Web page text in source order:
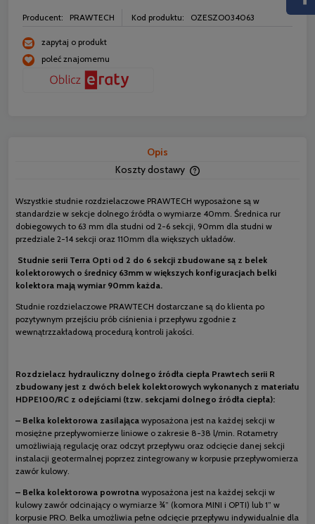
Producent: PRAWTECH Kod produktu: OZESZO034063
zapytaj o produkt
poleć znajomemu
Opis
Koszty dostawy
płatności
Wszystkie studnie rozdzielaczowe PRAWTECH wyposażone są w
standardzie w sekcje dolnego źródła o wymiarze 40mm. Średnica rur
dobiegowych to 63 mm dla studni od 2-6 sekcji, 90mm dla studni w
przedziale 2-14 sekcji oraz 110mm dla większych układów.
Studnie serii Terra Opti od 2 do 6 sekcji zbudowane są z belek
kolektorowych o średnicy 63mm w większych konfiguracjach belki
kolektora mają wymiar 90mm każda.
Studnie rozdzielaczowe PRAWTECH dostarczane są do klienta po
pozytywnym przejściu prób ciśnienia i przepływu zgodnie z
wewnątrzzakładową procedurą kontroli jakości.
Rozdzielacz hydrauliczny dolnego źródła ciepła Prawtech serii R
zbudowany jest z dwóch belek kolektorowych wykonanych z materiału
HDPE100/RC z odejściami (tzw. sekcjami dolnego źródła ciepła):
– Belka kolektorowa zasilająca wyposażona jest na każdej sekcji w
mosiężne przepływomierze liniowe o zakresie 8-38 l/min. Rotametry
umożliwiają regulację oraz odczyt przepływu oraz odcięcie danej sekcji
instalacji geotermalnej poprzez zintegrowany w korpusie przepływomierza
zawór kulowy.
– Belka kolektorowa powrotna wyposażona jest na każdej sekcji w
kulowy zawór odcinający o wymiarze ¾” (komora MINI i OPTI) lub 1” w
korpusie PRO. Belka umożliwia pełne odcięcie przepływu indywidualnie dla